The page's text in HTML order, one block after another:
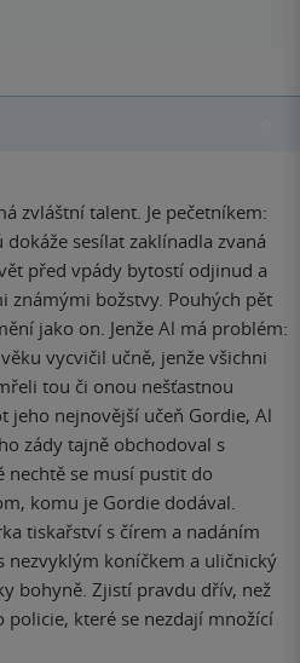
zvláštní talent. Je pečetníkem:
sesílat zaklínadla zvaná
před vpády bytostí odjinud a
známými božstvy. Pouhých pět
jako on. Jenže Al má problém:
vycvičil učně, jenže všichni
tou či onou nešťastnou
jeho nejnovější učeň Gordie, Al
zády tajně obchodoval s
se musí pustit do
komu je Gordie dodával.
tiskařství s čírem a nadáním
nezvyklým koníčkem a uličnický
bohyně. Zjistí pravdu dřív, než
které se nezdají množící